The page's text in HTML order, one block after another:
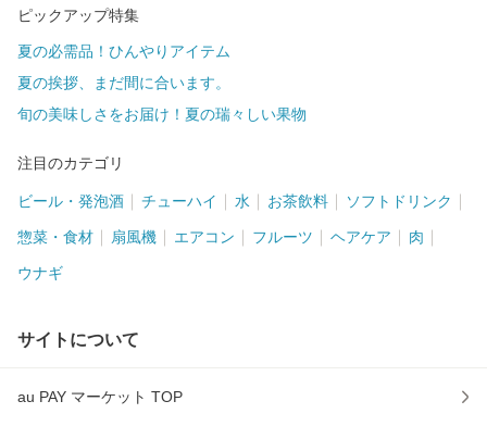
ピックアップ特集
夏の必需品！ひんやりアイテム
夏の挨拶、まだ間に合います。
旬の美味しさをお届け！夏の瑞々しい果物
注目のカテゴリ
ビール・発泡酒 チューハイ 水 お茶飲料 ソフトドリンク
惣菜・食材 扇風機 エアコン フルーツ ヘアケア 肉
ウナギ
サイトについて
au PAY マーケット TOP